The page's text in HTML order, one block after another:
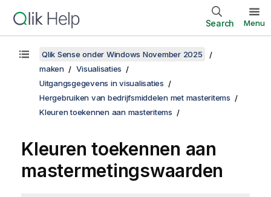
Search Menu
Qlik Sense onder Windows November 2025
maken
Visualisaties
Uitgangsgegevens in visualisaties
Hergebruiken van bedrijfsmiddelen met masteritems
Kleuren toekennen aan masteritems
Kleuren toekennen aan
mastermetingswaarden